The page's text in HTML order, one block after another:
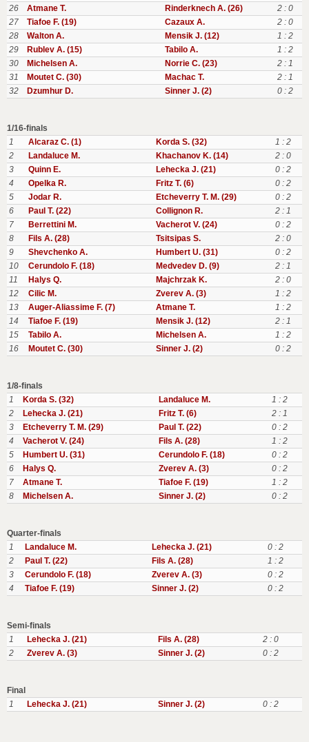
26
Atmane T. Rinderknech A. (26)
2 : 0
27
Tiafoe F. (19) Cazaux A.
2 : 0
28
Walton A. Mensik J. (12)
1 : 2
29
Rublev A. (15) Tabilo A.
1 : 2
30
Michelsen A. Norrie C. (23)
2 : 1
31
Moutet C. (30) Machac T.
2 : 1
32
Dzumhur D. Sinner J. (2) 0 : 2
1/16-finals
1
Alcaraz C. (1) Korda S. (32)
1 : 2
2
Landaluce M. Khachanov K. (14)
2 : 0
3
Quinn E. Lehecka J. (21)
0 : 2
4
Opelka R. Fritz T. (6)
0 : 2
5
Jodar R. Etcheverry T. M. (29)
0 : 2
6
Paul T. (22) Collignon R.
2 : 1
7
Berrettini M. Vacherot V. (24)
0 : 2
8
Fils A. (28) Tsitsipas S.
2 : 0
9
Shevchenko A. Humbert U. (31)
0 : 2
10
Cerundolo F. (18) Medvedev D. (9)
2 : 1
11
Halys Q. Majchrzak K.
2 : 0
12
Cilic M. Zverev A. (3)
1 : 2
13
Auger-Aliassime F. (7) Atmane T.
1 : 2
14
Tiafoe F. (19) Mensik J. (12)
2 : 1
15
Tabilo A. Michelsen A.
1 : 2
16
Moutet C. (30) Sinner J. (2) 0 : 2
1/8-finals
1
Korda S. (32) Landaluce M.
1 : 2
2
Lehecka J. (21) Fritz T. (6)
2 : 1
3
Etcheverry T. M. (29) Paul T. (22)
0 : 2
4
Vacherot V. (24) Fils A. (28)
1 : 2
5
Humbert U. (31) Cerundolo F. (18)
0 : 2
6
Halys Q. Zverev A. (3)
0 : 2
7
Atmane T. Tiafoe F. (19)
1 : 2
8
Michelsen A. Sinner J. (2) 0 : 2
Quarter-finals
1
Landaluce M. Lehecka J. (21)
0 : 2
2
Paul T. (22) Fils A. (28)
1 : 2
3
Cerundolo F. (18) Zverev A. (3)
0 : 2
4
Tiafoe F. (19) Sinner J. (2) 0 : 2
Semi-finals
1
Lehecka J. (21) Fils A. (28)
2 : 0
2
Zverev A. (3) Sinner J. (2) 0 : 2
Final
1
Lehecka J. (21) Sinner J. (2) 0 : 2